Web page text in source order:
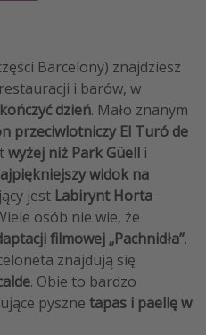
Barcelony) znajdziesz
i barów, w
dzień. Mało znanym
przeciwlotniczy El Turó de
wyżej niż Park Güell i
widok na
jest Labirynt Horta
osób nie wie, że
filmowej „Pachnidła”.
znajdują się
. Obie to bardzo
pyszne tapas i paellę w